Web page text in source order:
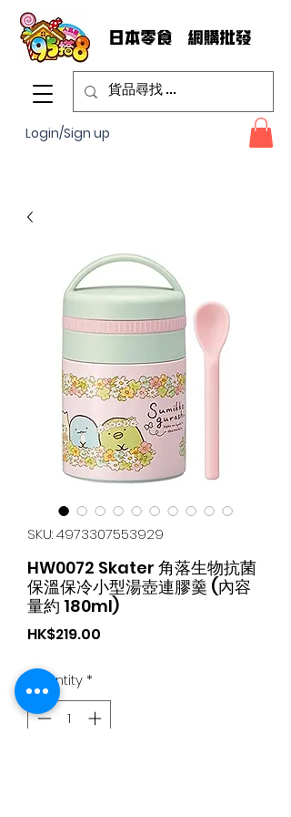
Login/Sign up
SKU: 4973307553929
HW0072 Skater 角落生物抗菌
保溫保冷小型湯壺連膠羹 (內容
量約 180ml)
HK$219.00
Quantity*